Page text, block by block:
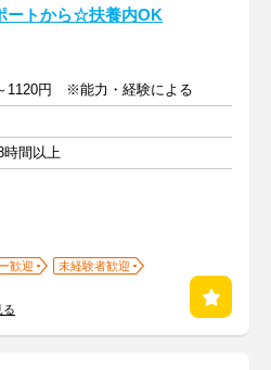
ートから☆扶養内OK
1120円 ※能力・経験による
時間以上
歓迎
未経験者歓迎
る